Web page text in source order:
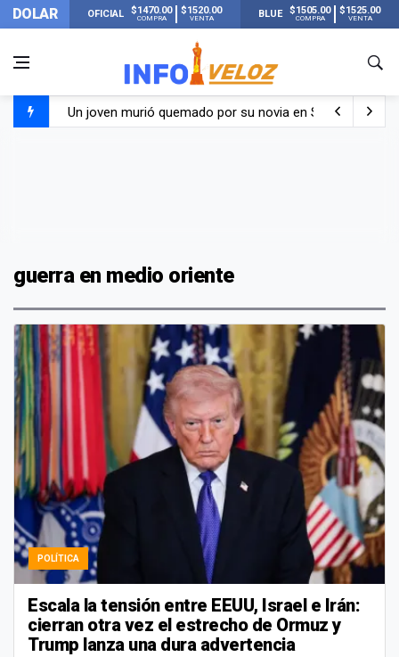
DOLAR OFICIAL $1470.00
COMPRA
$1520.00
VENTA BLUE $1505.00
COMPRA
$1525.00
VENTA
Un joven murió quemado por su novia en San Luis:
guerra en medio oriente
POLÍTICA
Escala la tensión entre EEUU, Israel e Irán:
cierran otra vez el estrecho de Ormuz y
Trump lanza una dura advertencia